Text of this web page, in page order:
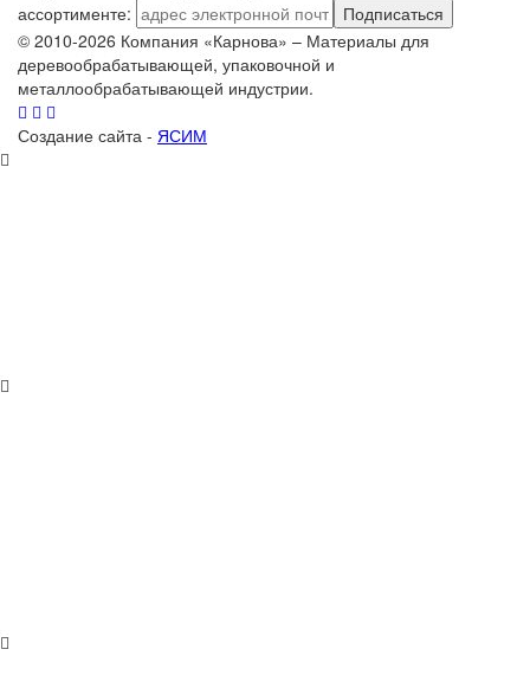
ассортименте:
Подписаться
© 2010-2026 Компания «Карнова» – Материалы для
деревообрабатывающей, упаковочной и
металлообрабатывающей индустрии.
Создание сайта - ЯСИМ